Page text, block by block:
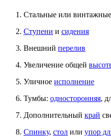
Стальные или винтажные
Ступени и сидения
Внешний перелив
Увеличение общей
Уличное исполнение
Тумбы: односторонняя,
Дополнительный край
Спинку, стол или упор